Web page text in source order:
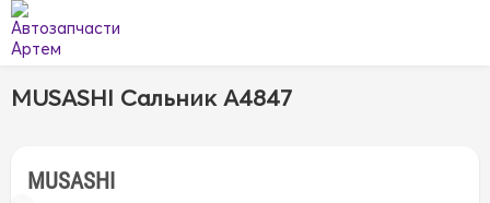
MUSASHI Сальник A4847
MUSASHI